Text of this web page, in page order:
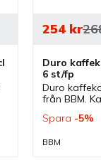
Duro
6 st/fp
Duro
från BBM.
stilren
ingår i en
254 kr
Spara 5%
BBM